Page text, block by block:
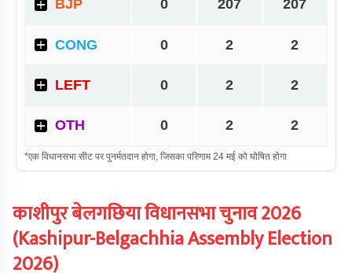
काशीपुर बेलगछियाविधानसभा चुनाव2026
(Kashipur-BelgachhiaAssembly Election
2026)